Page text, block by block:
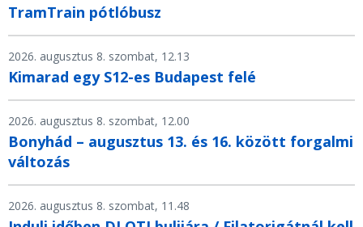
TramTrain pótlóbusz
2026. augusztus 8. szombat, 12.13
Kimarad egy S12-es Budapest felé
2026. augusztus 8. szombat, 12.00
Bonyhád – augusztus 13. és 16. között forgalmi
változás
2026. augusztus 8. szombat, 11.48